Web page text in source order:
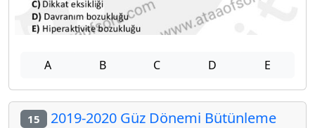
A B C D E
15 2019-2020 Güz Dönemi Bütünleme